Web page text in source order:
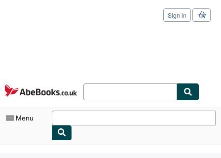
Skip to main content
AbeBooks.co.uk
Sign in
Menu